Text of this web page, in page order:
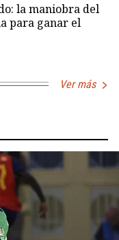
la maniobra del
para ganar el
Ver más